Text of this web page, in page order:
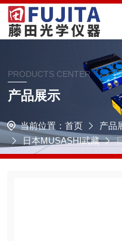
PRODUCTS CENTER
产品展示
当前位置： 首页 产品
日本MUSASHI武藏
L MOHNOMASTER